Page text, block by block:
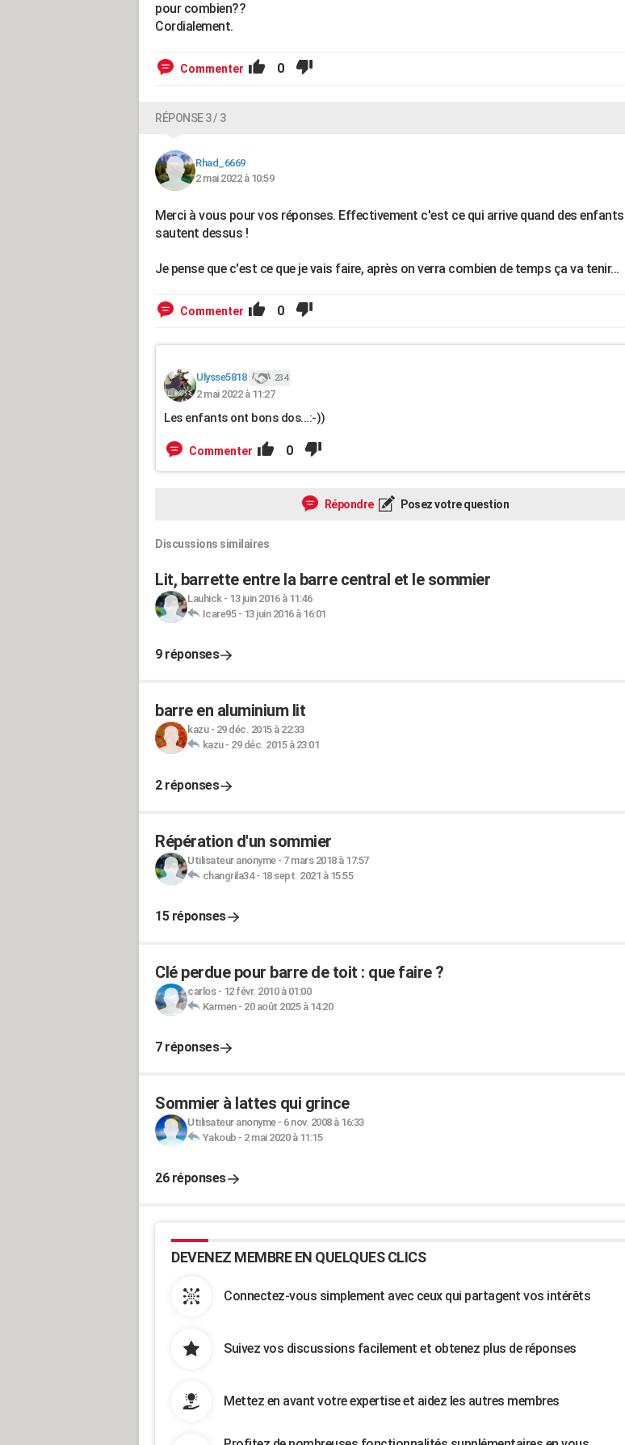
pour combien??
Cordialement.
Commenter 0
RÉPONSE 3 / 3
Rhad_6669
2 mai 2022 à 10:59
Merci à vous pour vos réponses. Effectivement c'est ce qui arrive quand des enfants
sautent dessus !
Je pense que c'est ce que je vais faire, après on verra combien de temps ça va tenir...
Commenter 0
Ulysse5818 234
2 mai 2022 à 11:27
Les enfants ont bons dos...:-))
Commenter 0
Répondre Posez votre question
Discussions similaires
Lit, barrette entre la barre central et le sommier
Lauhick- 13 juin 2016 à 11:46
Icare95- 13 juin 2016 à 16:01
9 réponses
barre en aluminium lit
kazu- 29 déc. 2015 à 22:33
kazu- 29 déc. 2015 à 23:01
2 réponses
Répération d'un sommier
Utilisateur anonyme- 7 mars 2018 à 17:57
changrila34- 18 sept. 2021 à 15:55
15 réponses
Clé perdue pour barre de toit : que faire ?
carlos- 12 févr. 2010 à 01:00
Karmen- 20 août 2025 à 14:20
7 réponses
Sommier à lattes qui grince
Utilisateur anonyme- 6 nov. 2008 à 16:33
Yakoub - 2 mai 2020 à 11:15
26 réponses
DEVENEZ MEMBRE EN QUELQUES CLICS
Connectez-vous simplement avec ceux qui partagent vos intérêts
Suivez vos discussions facilement et obtenez plus de réponses
Mettez en avant votre expertise et aidez les autres membres